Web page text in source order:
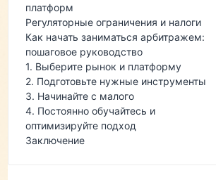
платформ
Регуляторные ограничения и налоги
Как начать заниматься арбитражем:
пошаговое руководство
1. Выберите рынок и платформу
2. Подготовьте нужные инструменты
3. Начинайте с малого
4. Постоянно обучайтесь и
оптимизируйте подход
Заключение